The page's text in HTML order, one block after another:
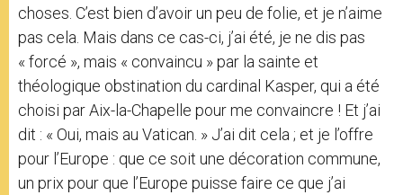
choses. C’est bien d’avoir un peu de folie, et je n’aime
pas cela. Mais dans ce cas-ci, j’ai été, je ne dis pas
« forcé », mais « convaincu » par la sainte et
théologique obstination du cardinal Kasper, qui a été
choisi par Aix-la-Chapelle pour me convaincre ! Et j’ai
dit : « Oui, mais au Vatican. » J’ai dit cela ; et je l’offre
pour l’Europe : que ce soit une décoration commune,
un prix pour que l’Europe puisse faire ce que j’ai